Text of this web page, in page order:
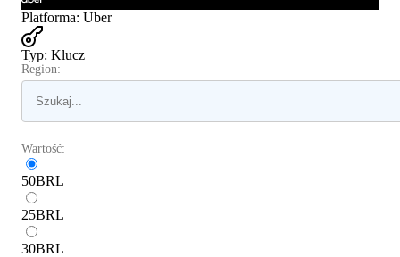
Platforma: Uber
Typ: Klucz
Region:
Wartość:
50BRL
25BRL
30BRL